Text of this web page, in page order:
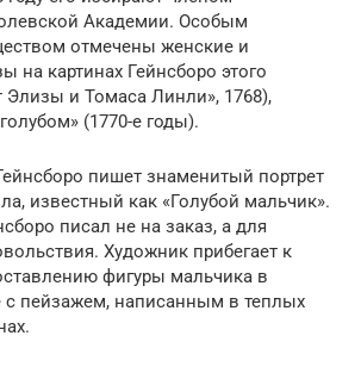
Академии. Особым
отмечены женские и
на картинах Гейнсборо этого
Элизы и Томаса Линли», 1768),
(1770-е годы).
пишет знаменитый портрет
известный как «Голубой мальчик».
писал не на заказ, а для
Художник прибегает к
фигуры мальчика в
с пейзажем, написанным в теплых